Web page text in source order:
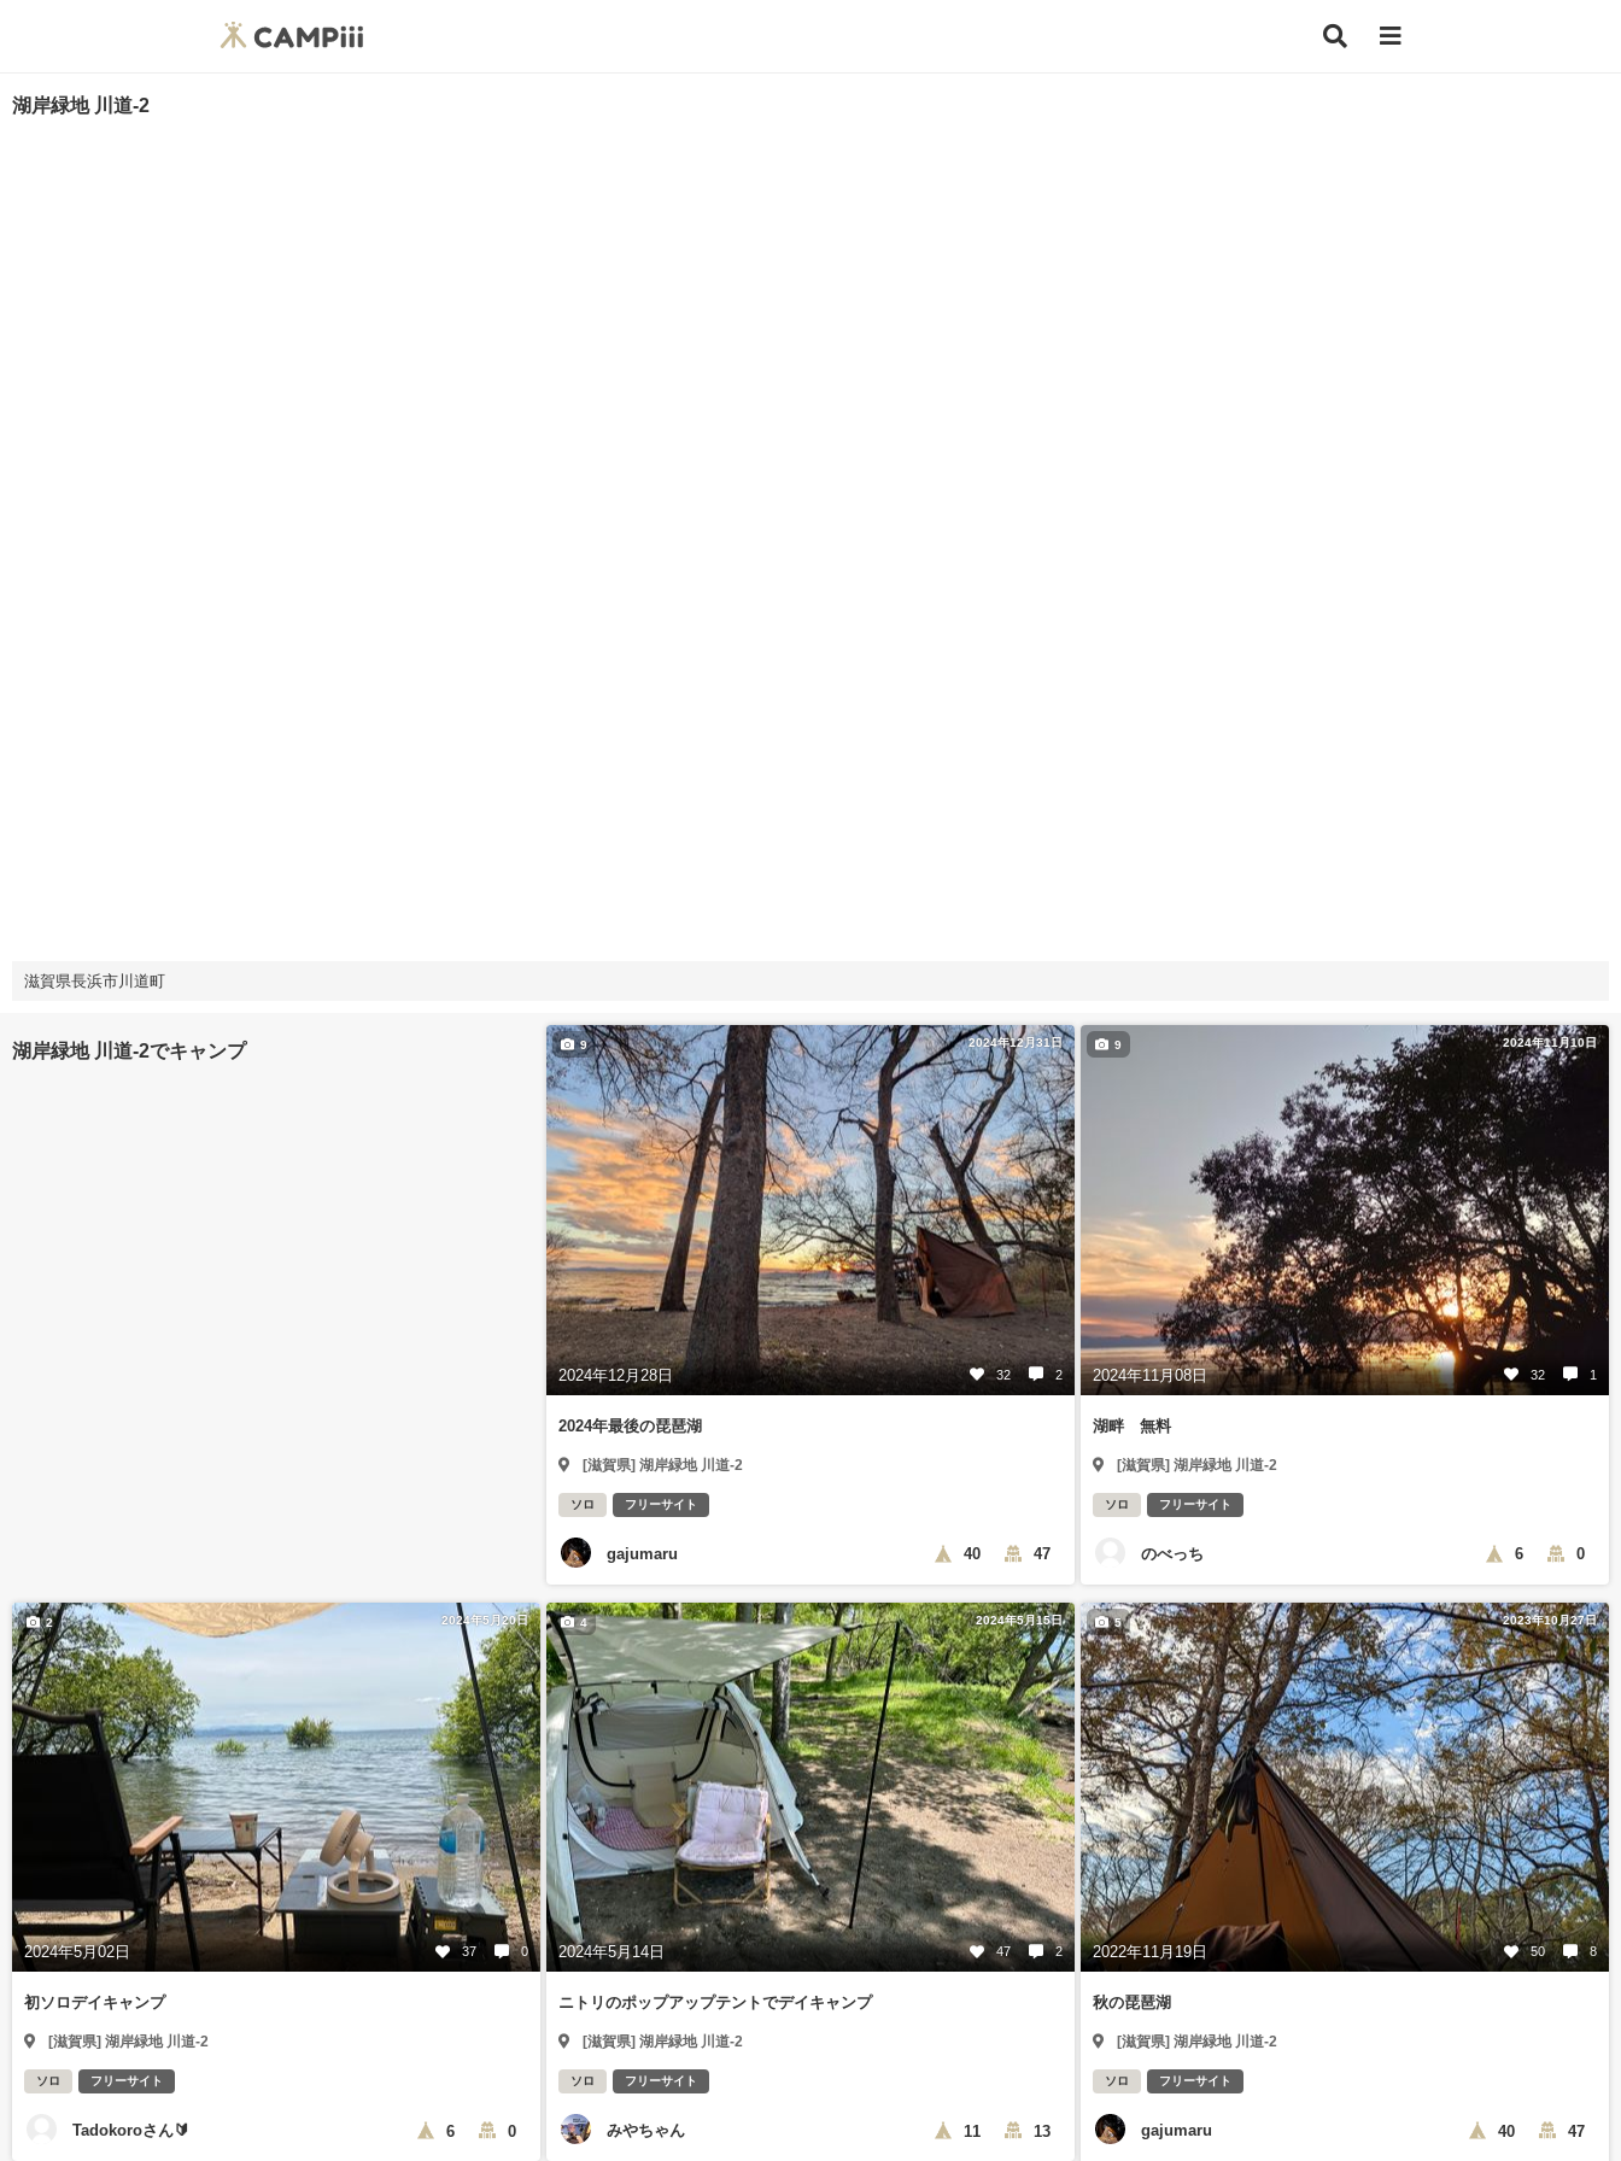
湖岸緑地 川道-2
滋賀県長浜市川道町
湖岸緑地 川道-2でキャンプ 2024年12月31日
2024年12月28日 32 2
9
2024年最後の琵琶湖
[滋賀県] 湖岸緑地 川道-2
ソロ フリーサイト
gajumaru 40 47
2024年11月10日
2024年11月08日 32 1
9
湖畔 無料
[滋賀県] 湖岸緑地 川道-2
ソロ フリーサイト
のべっち 6 0
2024年5月20日
2024年5月02日 37 0
2
初ソロデイキャンプ
[滋賀県] 湖岸緑地 川道-2
ソロ フリーサイト
Tadokoroさん🔰 6 0
2024年5月15日
2024年5月14日 47 2
4
ニトリのポップアップテントでデイキャンプ
[滋賀県] 湖岸緑地 川道-2
ソロ フリーサイト
みやちゃん 11 13
2023年10月27日
2022年11月19日 50 8
5
秋の琵琶湖
[滋賀県] 湖岸緑地 川道-2
ソロ フリーサイト
gajumaru 40 47